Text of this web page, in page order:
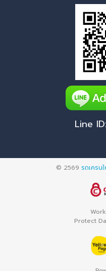
Line ID:
© 2569 รถเครน
Protect